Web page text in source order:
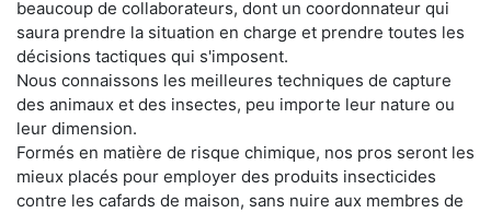
beaucoup de collaborateurs, dont un coordonnateur qui
saura prendre la situation en charge et prendre toutes les
décisions tactiques qui s'imposent.
Nous connaissons les meilleures techniques de capture
des animaux et des insectes, peu importe leur nature ou
leur dimension.
Formés en matière de risque chimique, nos pros seront les
mieux placés pour employer des produits insecticides
contre les cafards de maison, sans nuire aux membres de